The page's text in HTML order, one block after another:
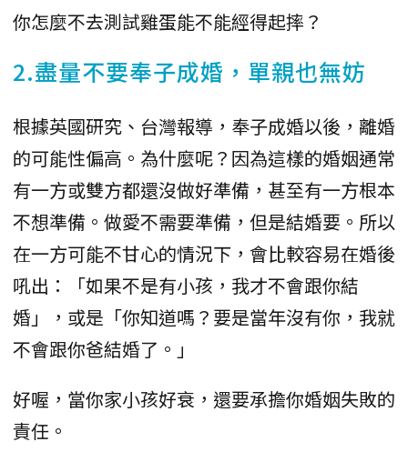
你怎麼不去測試雞蛋能不能經得起摔？
2.盡量不要奉子成婚，單親也無妨
根據英國研究、台灣報導，奉子成婚以後，離婚
的可能性偏高。為什麼呢？因為這樣的婚姻通常
有一方或雙方都還沒做好準備，甚至有一方根本
不想準備。做愛不需要準備，但是結婚要。所以
在一方可能不甘心的情況下，會比較容易在婚後
吼出：「如果不是有小孩，我才不會跟你結
婚」，或是「你知道嗎？要是當年沒有你，我就
不會跟你爸結婚了。」
好喔，當你家小孩好衰，還要承擔你婚姻失敗的
責任。